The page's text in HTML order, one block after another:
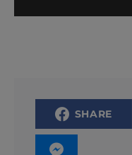
SHARE